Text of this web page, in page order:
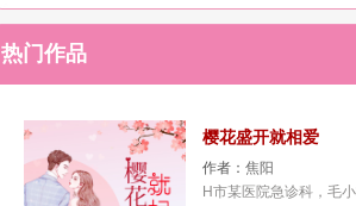
热门作品
樱花盛开就相爱
作者： 焦阳
H市某医院急诊科，毛